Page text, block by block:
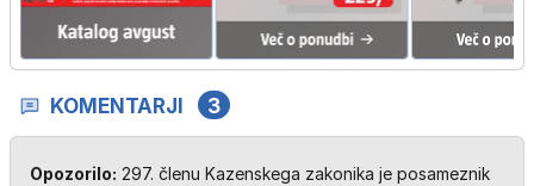
KOMENTARJI 3
Opozorilo: 297. členu Kazenskega zakonika je posameznik